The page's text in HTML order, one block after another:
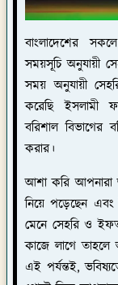
বাংলাদেশের
সময়সূচি অনুযায়ী
সময় অনুযায়ী
করেছি ইসলামী
বরিশাল বিভাগের
করার।
আশা করি আপনারা
নিয়ে পড়েছেন
মেনে সেহরি ও
কাজে লাগে
এই পর্যন্তই,